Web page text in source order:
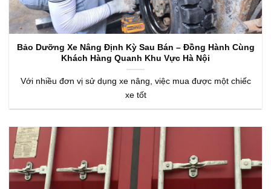
Bảo Dưỡng Xe Nâng Định Kỳ Sau Bán – Đồng Hành Cùng
Khách Hàng Quanh Khu Vực Hà Nội
Với nhiều đơn vị sử dụng xe nâng, việc mua được một chiếc
xe tốt